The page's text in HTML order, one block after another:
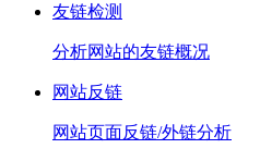
友链检测
分析网站的友链概况
网站反链
网站页面反链/外链分析